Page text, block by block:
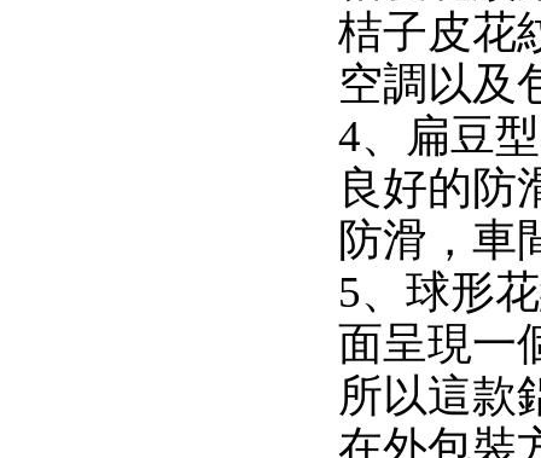
桔子皮花
空調以及
4、扁豆
良好的防
防滑，車
5、球形
面呈現一
所以這款
在外包裝